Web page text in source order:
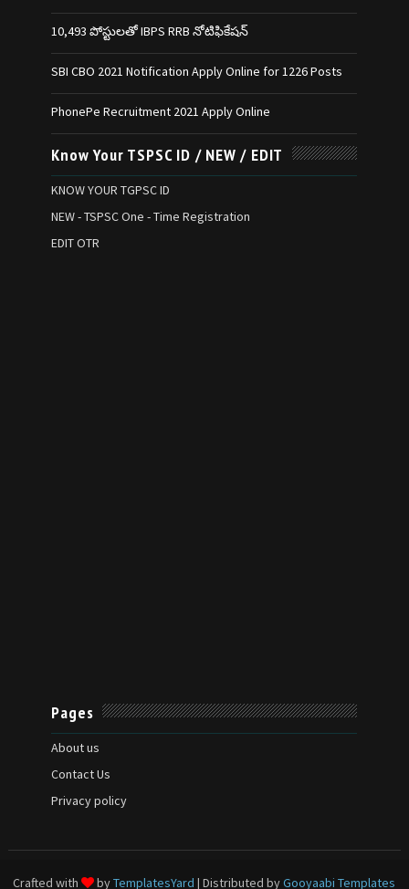
10,493 పోస్టులతో IBPS RRB నోటిఫికేషన్‌
SBI CBO 2021 Notification Apply Online for 1226 Posts
PhonePe Recruitment 2021 Apply Online
Know Your TSPSC ID / NEW / EDIT
KNOW YOUR TGPSC ID
NEW - TSPSC One - Time Registration
EDIT OTR
Pages
About us
Contact Us
Privacy policy
Crafted with byTemplatesYard | Distributed byGooyaabi Templates